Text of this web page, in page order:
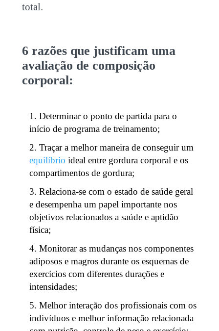
total.
6 razões que justificam uma
avaliação de composição
corporal:
Determinar o ponto de partida para o
início de programa de treinamento;
Traçar a melhor maneira de conseguir um
equilíbrio ideal entre gordura corporal e os
compartimentos de gordura;
Relaciona-se com o estado de saúde geral
e desempenha um papel importante nos
objetivos relacionados a saúde e aptidão
física;
Monitorar as mudanças nos componentes
adiposos e magros durante os esquemas de
exercícios com diferentes durações e
intensidades;
Melhor interação dos profissionais com os
indivíduos e melhor informação relacionada